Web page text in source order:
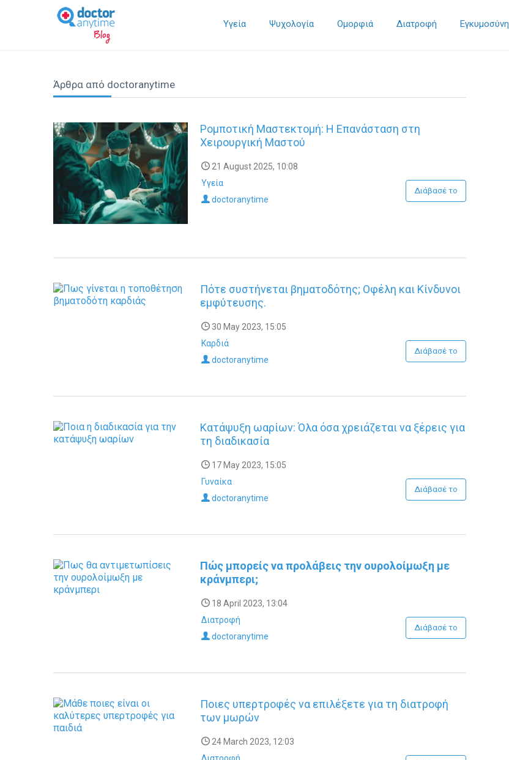
Υγεία Ψυχολογία Ομορφιά Διατροφή Εγκυμοσύνη
Άρθρα από doctoranytime
Ρομποτική Μαστεκτομή: Η Επανάσταση στη
Χειρουργική Μαστού
21 August 2025, 10:08
Υγεία
doctoranytime
Διάβασέ το
Πότε συστήνεται βηματοδότης; Οφέλη και Κίνδυνοι
εμφύτευσης.
30 May 2023, 15:05
Καρδιά
doctoranytime
Διάβασέ το
Κατάψυξη ωαρίων: Όλα όσα χρειάζεται να ξέρεις για
τη διαδικασία
17 May 2023, 15:05
Γυναίκα
doctoranytime
Διάβασέ το
Πώς μπορείς να προλάβεις την ουρολοίμωξη με
κράνμπερι;
18 April 2023, 13:04
Διατροφή
doctoranytime
Διάβασέ το
Ποιες υπερτροφές να επιλέξετε για τη διατροφή
των μωρών
24 March 2023, 12:03
Διατροφή